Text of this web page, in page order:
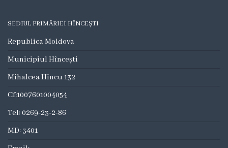
de
implementare
Proiecte
implementate
Planul
urbanistic
SEDIUL PRIMĂRIEI HÎNCEȘTI
Republica Moldova
Municipiul Hîncești
Mihalcea Hîncu 132
Cf:1007601004054
Tel: 0269-23-2-86
MD: 3401